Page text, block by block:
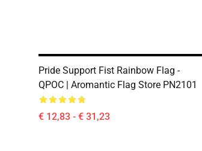
Pride Support Fist Rainbow Flag -
QPOC | Aromantic Flag Store PN2101
€ 12,83 - € 31,23